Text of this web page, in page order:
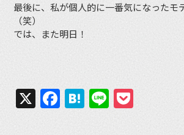
最後に、私が個人的に一番気になった
（笑）
では、また明日！
X Facebook
Hatena
Line